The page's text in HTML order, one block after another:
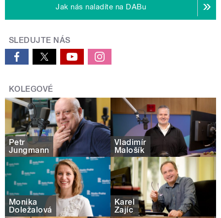
Jak nás naladíte na DABu
SLEDUJTE NÁS
KOLEGOVÉ
Petr
Jungmann
Vladimír
Malošík
Monika
Doležalová
Karel
Zajíc